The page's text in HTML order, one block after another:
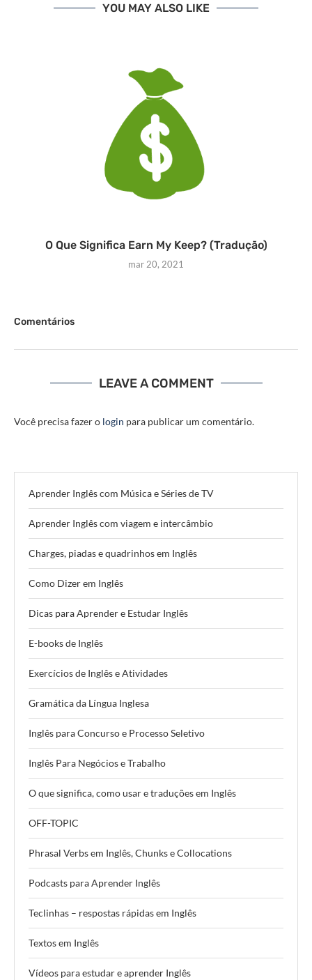
YOU MAY ALSO LIKE
O Que Significa Earn My Keep? (Tradução)
mar 20, 2021
Comentários
LEAVE A COMMENT
Você precisa fazer o login para publicar um comentário.
Aprender Inglês com Música e Séries de TV
Aprender Inglês com viagem e intercâmbio
Charges, piadas e quadrinhos em Inglês
Como Dizer em Inglês
Dicas para Aprender e Estudar Inglês
E-books de Inglês
Exercícios de Inglês e Atividades
Gramática da Língua Inglesa
Inglês para Concurso e Processo Seletivo
Inglês Para Negócios e Trabalho
O que significa, como usar e traduções em Inglês
OFF-TOPIC
Phrasal Verbs em Inglês, Chunks e Collocations
Podcasts para Aprender Inglês
Teclinhas – respostas rápidas em Inglês
Textos em Inglês
Vídeos para estudar e aprender Inglês